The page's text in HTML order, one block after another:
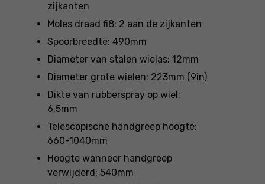
zijkanten
Moles draad fi8: 2 aan de zijkanten
Spoorbreedte: 490mm
Diameter van stalen wielas: 12mm
Diameter grote wielen: 223mm (9in)
Dikte van rubberspray op wiel:
6,5mm
Telescopische handgreep hoogte:
660-1040mm
Hoogte wanneer handgreep
verwijderd: 540mm